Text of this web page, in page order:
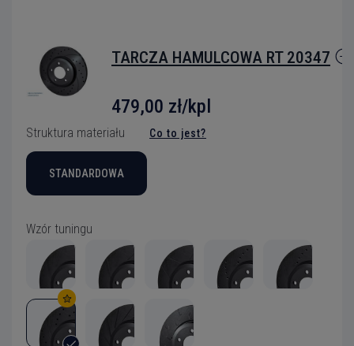
TARCZA HAMULCOWA RT 20347
479,00 zł/kpl
Struktura materiału Co to jest?
STANDARDOWA
Wzór tuningu